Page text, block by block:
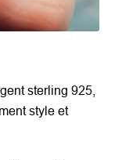
sterling 925,
style et